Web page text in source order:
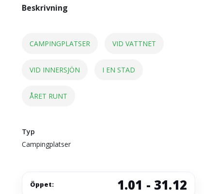
Beskrivning
CAMPINGPLATSER VID VATTNET
VID INNERSJÖN I EN STAD
ÅRET RUNT
Typ
Campingplatser
Öppet: 1.01 - 31.12